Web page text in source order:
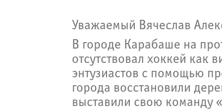
Уважаемый Вячеслав
В городе Карабаше на
отсутствовал хоккей как
энтузиастов с помощью
города восстановили
выставили свою команду